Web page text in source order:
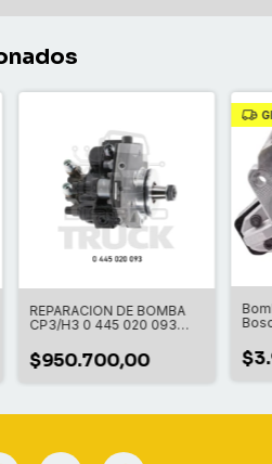
REPARACION DE BOMBA
CP3/H3 0 445 020 093
RECAMBIO
$950.700,00